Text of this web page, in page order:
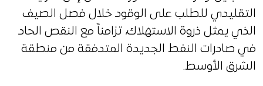
التقليدي للطلب على الوقود خلال فصل الصيف
الذي يمثل ذروة الاستهلاك، تزامناً مع النقص الحاد
في صادرات النفط الجديدة المتدفقة من منطقة
الشرق الأوسط.